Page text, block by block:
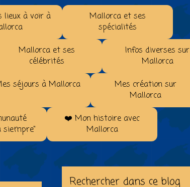
lieux à voir à
Mallorca et ses
spécialités
Mallorca et ses
célébrités
Infos diverses sur
Mallorca
séjours à Mallorca
Mes création sur
Mallorca
siempre"
❤️ Mon histoire avec
Mallorca
Rechercher dans ce blog